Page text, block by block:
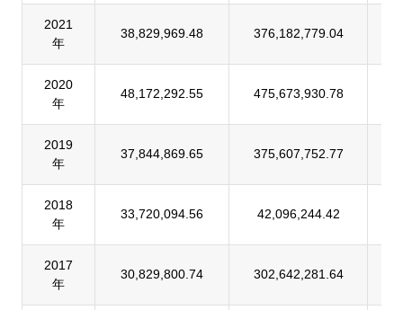
2021
年
38,829,969.48 376,182,779.04
2020
年
48,172,292.55 475,673,930.78
2019
年
37,844,869.65 375,607,752.77
2018
年
33,720,094.56 42,096,244.42
2017
年
30,829,800.74 302,642,281.64